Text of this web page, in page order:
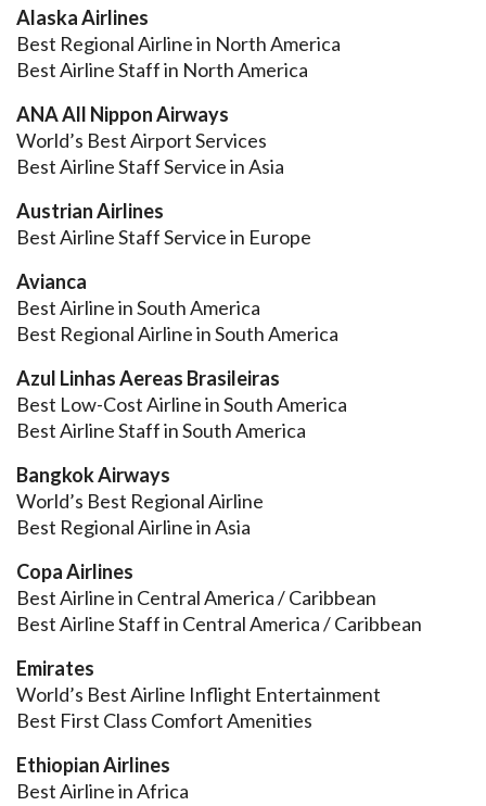
Alaska Airlines
Best Regional Airline in North America
Best Airline Staff in North America
ANA All Nippon Airways
World’s Best Airport Services
Best Airline Staff Service in Asia
Austrian Airlines
Best Airline Staff Service in Europe
Avianca
Best Airline in South America
Best Regional Airline in South America
Azul Linhas Aereas Brasileiras
Best Low-Cost Airline in South America
Best Airline Staff in South America
Bangkok Airways
World’s Best Regional Airline
Best Regional Airline in Asia
Copa Airlines
Best Airline in Central America / Caribbean
Best Airline Staff in Central America / Caribbean
Emirates
World’s Best Airline Inflight Entertainment
Best First Class Comfort Amenities
Ethiopian Airlines
Best Airline in Africa